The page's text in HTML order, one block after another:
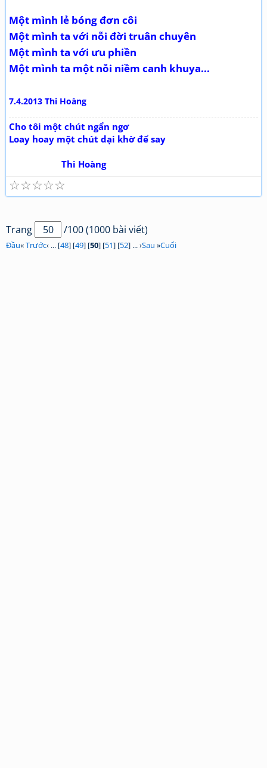
Một mình lẻ bóng đơn côi
Một mình ta với nỗi đời truân chuyên
Một mình ta với ưu phiền
Một mình ta một nỗi niềm canh khuya...
7.4.2013 Thi Hoàng
Cho tôi một chút ngẩn ngơ
Loay hoay một chút dại khờ để say
Thi Hoàng
☆
☆
☆
☆
☆
Trang /100 (1000 bài viết)
Đầu«Trước‹ ... [48] [49] [50] [51] [52] ... ›Sau »Cuối